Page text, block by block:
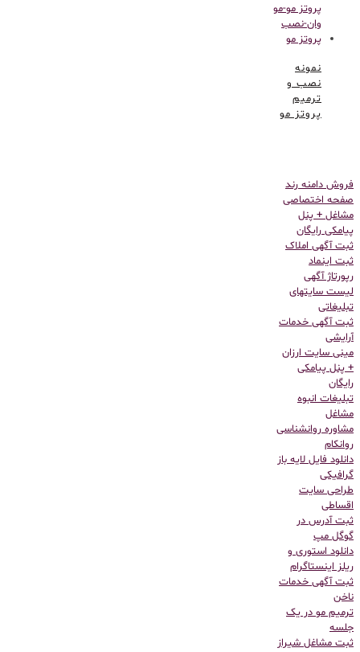
نمونه
نصب و
ترمیم
پروتز مو
فروش دامنه رند
صفحه اختصاصی
مشاغل + پنل
پیامکی رایگان
ثبت آگهی املاک
ثبت اینماد
رپورتاژ آگهی
لیست سایتهای
تبلیغاتی
ثبت آگهی خدمات
آرایشی
مینی سایت ارزان
+ پنل پیامکی
رایگان
تبلیغات انبوه
مشاغل
مشاوره روانشناسی
روانکام
دانلود فایل لایه باز
گرافیکی
طراحی سایت
اقساطی
ثبت آدرس در
گوگل مپ
دانلود استوری و
ریلز اینستاگرام
ثبت آگهی خدمات
ناخن
ترمیم مو در یک
جلسه
ثبت مشاغل شیراز